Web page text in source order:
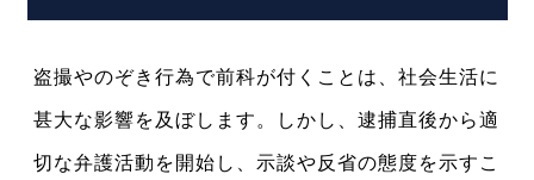
盗撮やのぞき行為で前科が付くことは、社会生活に
甚大な影響を及ぼします。しかし、逮捕直後から適
切な弁護活動を開始し、示談や反省の態度を示すこ